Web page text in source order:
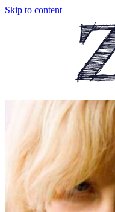
Skip to content